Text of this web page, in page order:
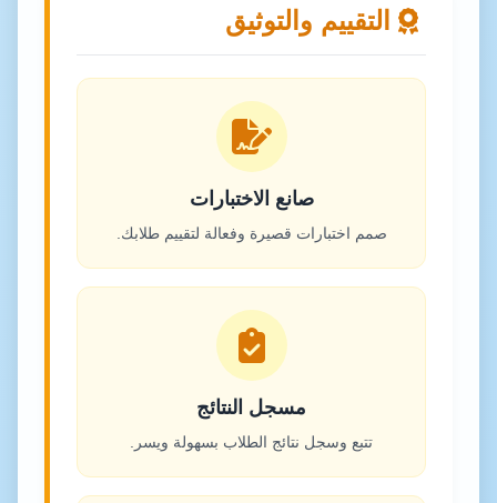
التقييم والتوثيق
صانع الاختبارات
صمم اختبارات قصيرة وفعالة لتقييم طلابك.
مسجل النتائج
تتبع وسجل نتائج الطلاب بسهولة ويسر.